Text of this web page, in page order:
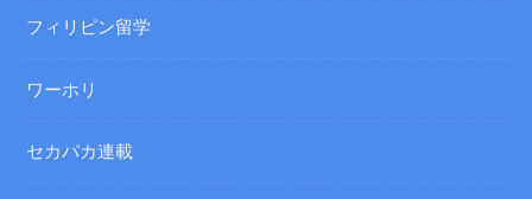
フィリピン留学
ワーホリ
セカパカ連載